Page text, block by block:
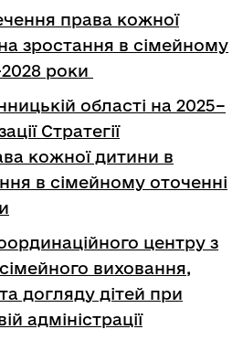
права кожної
зростання в сімейному
роки
області на 2025–
Стратегії
кожної дитини в
в сімейному оточенні
центру з
виховання,
догляду дітей при
адміністрації